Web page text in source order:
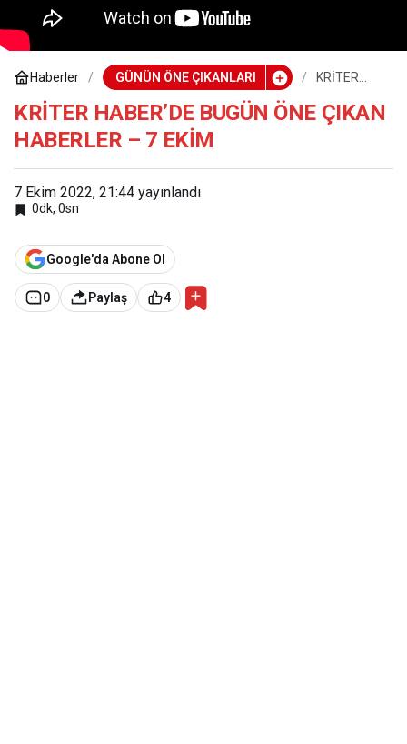
Haberler GÜNÜN ÖNE ÇIKANLARI
KRİTER
BUGÜN ÖNE
ÇIKAN
KRİTER HABER’DE BUGÜN ÖNE ÇIKAN
HABERLER – 7 EKİM
7 Ekim 2022, 21:44 yayınlandı
0dk, 0sn
Google'da Abone Ol
0 Paylaş 4